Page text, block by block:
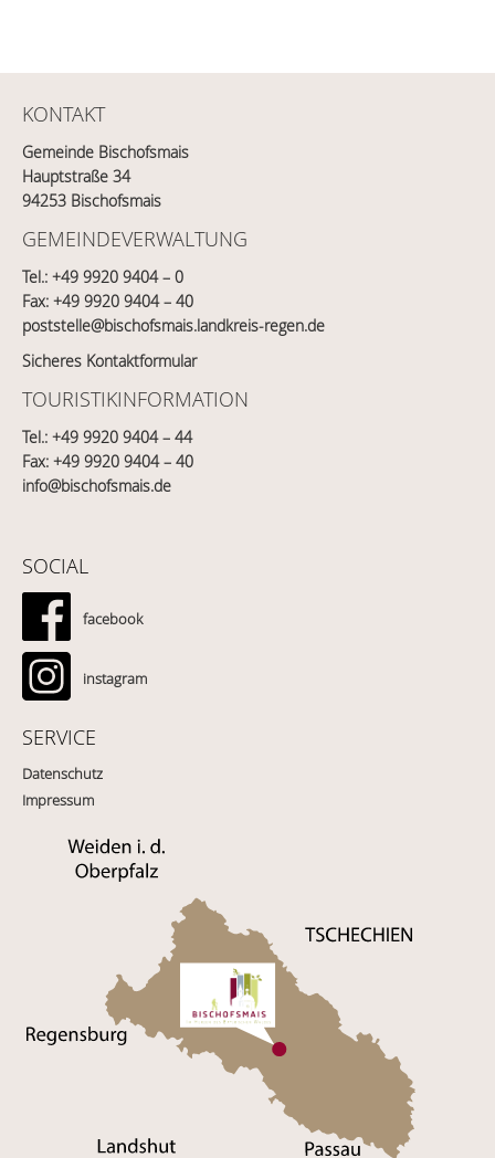
KONTAKT
Gemeinde Bischofsmais
Hauptstraße 34
94253 Bischofsmais
GEMEINDEVERWALTUNG
Tel.: +49 9920 9404 – 0
Fax: +49 9920 9404 – 40
poststelle@bischofsmais.landkreis-regen.de
Sicheres Kontaktformular
TOURISTIKINFORMATION
Tel.: +49 9920 9404 – 44
Fax: +49 9920 9404 – 40
info@bischofsmais.de
SOCIAL
facebook
instagram
SERVICE
Datenschutz
Impressum